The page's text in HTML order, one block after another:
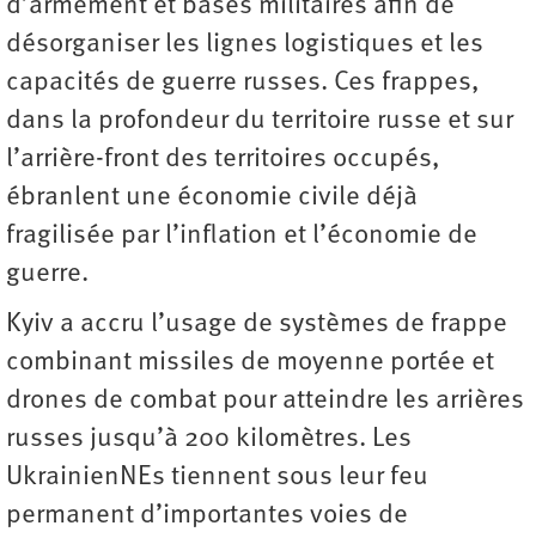
d’armement et bases militaires afin de
désorganiser les lignes logistiques et les
capacités de guerre russes. Ces frappes,
dans la profondeur du territoire russe et sur
l’arrière-front des territoires occupés,
ébranlent une économie civile déjà
fragilisée par l’inflation et l’économie de
guerre.
Kyiv a accru l’usage de systèmes de frappe
combinant missiles de moyenne portée et
drones de combat pour atteindre les arrières
russes jusqu’à 200 kilomètres. Les
UkrainienNEs tiennent sous leur feu
permanent d’importantes voies de